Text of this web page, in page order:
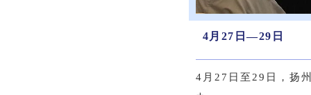
4月27日—29日
4月27日至29日，扬